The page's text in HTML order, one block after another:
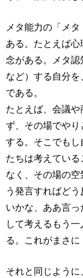
メタ能力の「メ
ある。たとえば
念がある。メタ
など）する自分
である。
たとえば、会議
ず、その場でや
する。そこでも
たちは考えてい
なく、その場の
う発言すればど
いかな、ああ言
して考えるもう
る。これがまさに
それと同じように